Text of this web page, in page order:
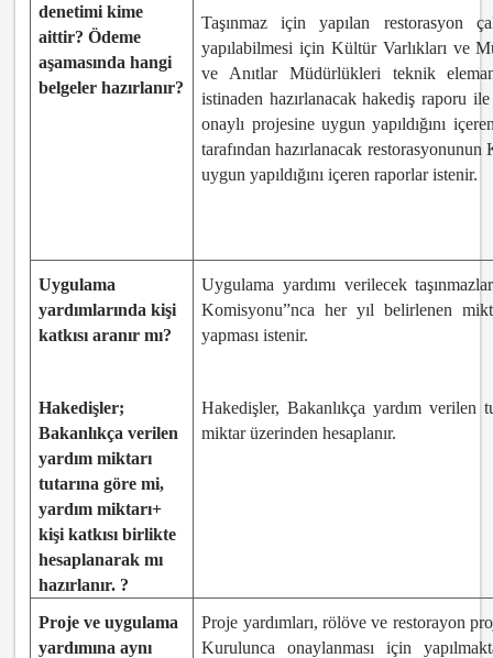
denetimi kime
aittir? Ödeme
aşamasında hangi
belgeler hazırlanır?
Taşınmaz için yapılan restorasyon
yapılabilmesi için Kültür Varlıkları ve
ve Anıtlar Müdürlükleri teknik
istinaden hazırlanacak hakediş raporu
onaylı projesine uygun yapıldığını
tarafından hazırlanacak
uygun yapıldığını içeren raporlar istenir.
Uygulama
yardımlarında kişi
katkısı aranır mı?
Hakedişler;
Bakanlıkça verilen
yardım miktarı
tutarına göre mi,
yardım miktarı+
kişi katkısı birlikte
hesaplanarak mı
hazırlanır. ?
Uygulama yardımı verilecek
Komisyonu”nca her yıl belirlenen
yapması istenir.
Hakedişler, Bakanlıkça yardım verilen
miktar üzerinden hesaplanır.
Proje ve uygulama
yardımına aynı
Proje yardımları, rölöve ve restorayon
Kurulunca onaylanması için